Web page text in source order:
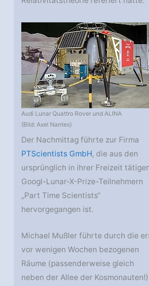
Audi Lunar Quattro Rover und ALINA
(Bild: Axel Nantes)
Der Nachmittag führte zur Firma
PTScientists GmbH, die aus den
ursprünglich in ihrer Freizeit
Googl-Lunar-X-Prize-Teilnehmern
„Part Time Scientists“
hervorgegangen ist.
Michael Mußler führte durch die
vor wenigen Wochen bezogenen
Räume (passenderweise gleich
neben der Allee der